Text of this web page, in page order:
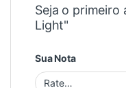
Seja o primeiro
Light"
Sua Nota